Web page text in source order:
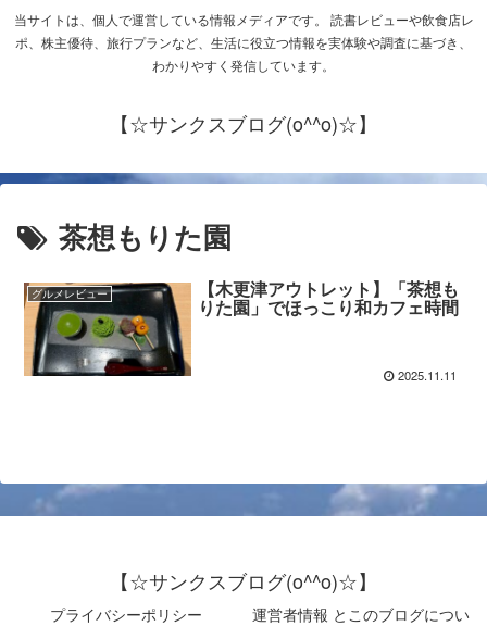
当サイトは、個人で運営している情報メディアです。 読書レビューや飲食店レ
ポ、株主優待、旅行プランなど、生活に役立つ情報を実体験や調査に基づき、
わかりやすく発信しています。
【☆サンクスブログ(o^^o)☆】
茶想もりた園
グルメレビュー 【木更津アウトレット】「茶想も
りた園」でほっこり和カフェ時間
2025.11.11
【☆サンクスブログ(o^^o)☆】
プライバシーポリシー
運営者情報 とこのブログについ